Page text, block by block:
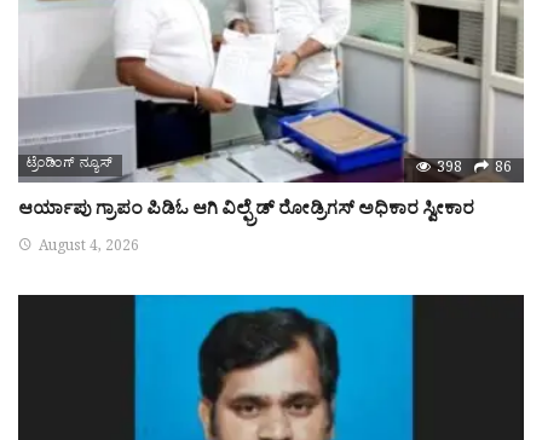
ಟ್ರೆಂಡಿಂಗ್ ನ್ಯೂಸ್ 398 86
ಆರ್ಯಾಪು ಗ್ರಾಪಂ ಪಿಡಿಓ ಆಗಿ ವಿಲ್ಫ್ರೆಡ್ ರೋಡ್ರಿಗಸ್ ಅಧಿಕಾರ ಸ್ವೀಕಾರ
August 4, 2026